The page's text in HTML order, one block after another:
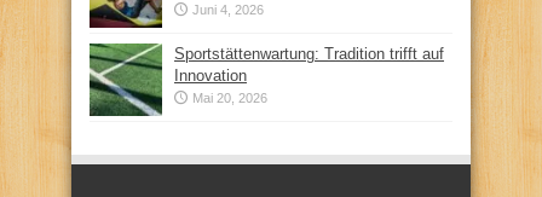
Juni 4, 2026
Sportstättenwartung: Tradition trifft auf
Innovation
Mai 20, 2026